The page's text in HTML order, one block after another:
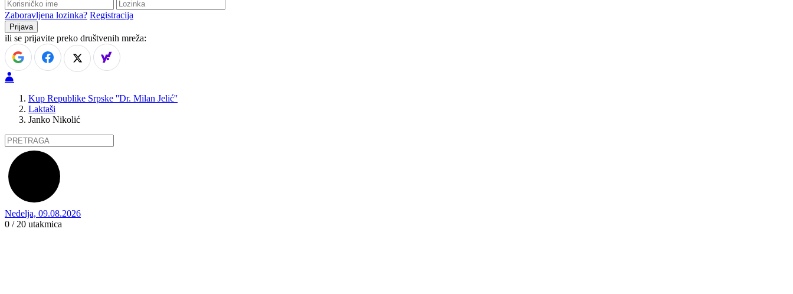
Zaboravljena lozinka? Registracija
ili se prijavite preko društvenih mreža:
Kup Republike Srpske ''Dr. Milan Jelić''
Laktaši
Janko Nikolić
Nedelja, 09.08.2026
0 / 20 utakmica